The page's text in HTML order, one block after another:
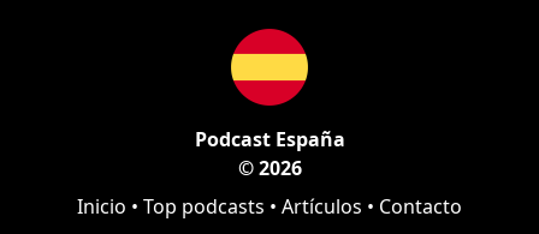
Podcast España
© 2026
Inicio • Top podcasts • Artículos • Contacto